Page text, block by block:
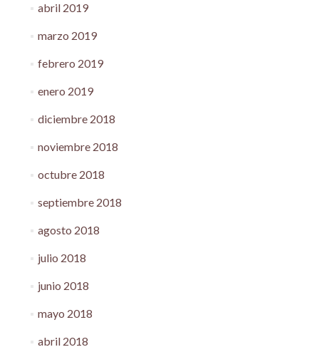
abril 2019
marzo 2019
febrero 2019
enero 2019
diciembre 2018
noviembre 2018
octubre 2018
septiembre 2018
agosto 2018
julio 2018
junio 2018
mayo 2018
abril 2018